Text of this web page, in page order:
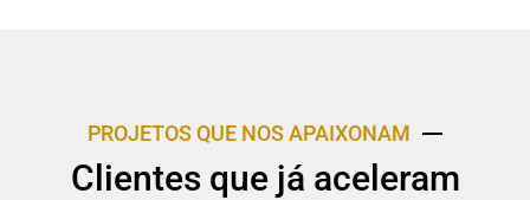
PROJETOS QUE NOS APAIXONAM
Clientes que já aceleram